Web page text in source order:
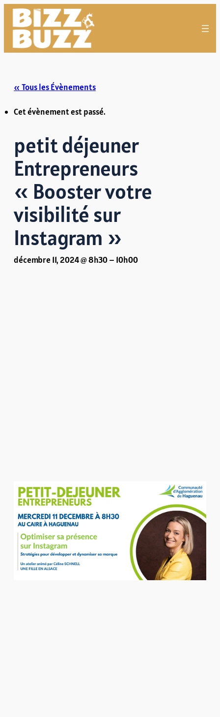
« Tous les Évènements
Cet évènement est passé.
petit déjeuner
Entrepreneurs
« Booster votre
visibilité sur
Instagram »
décembre 11, 2024 @ 8h30– 10h00